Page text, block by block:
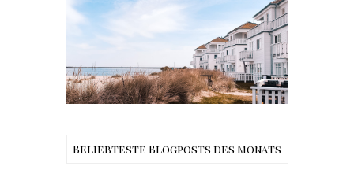
Reisen - Schleiregion
Beliebteste Blogposts des Monats